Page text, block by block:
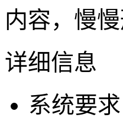
内容，慢
详细信息
系统要